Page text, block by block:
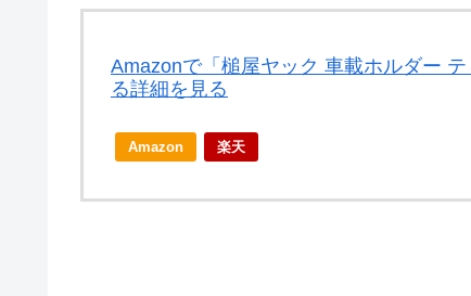
Amazonで「槌屋ヤック 車載ホルダー
る詳細を見る
Amazon 楽天